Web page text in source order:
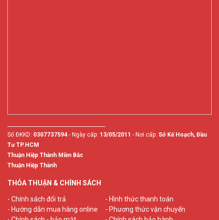
Số ĐKKD: 0307737594 - Ngày cấp: 13/05/2011 - Nơi cấp: Sở Kế Hoạch, Đầu
Tư TP.HCM
Thuận Hiệp Thành Miền Bắc
Thuận Hiệp Thành
THỎA THUẬN & CHÍNH SÁCH
- Chính sách đổi trả
- Hình thức thanh toán
- Hướng dẫn mua hàng online
- Phương thức vận chuyển